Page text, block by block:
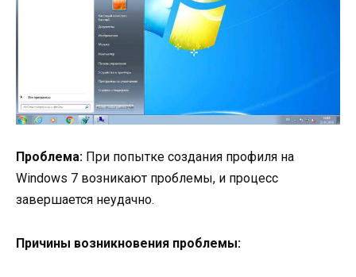
Проблема: При попытке создания профиля на
Windows 7 возникают проблемы, и процесс
завершается неудачно.
Причины возникновения проблемы: